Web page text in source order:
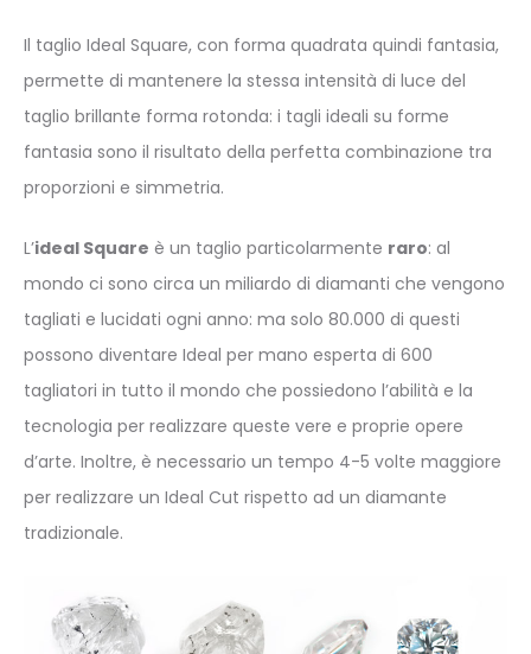
Il taglio Ideal Square, con forma quadrata quindi fantasia,
permette di mantenere la stessa intensità di luce del
taglio brillante forma rotonda: i tagli ideali su forme
fantasia sono il risultato della perfetta combinazione tra
proporzioni e simmetria.
L’ideal Square è un taglio particolarmente raro: al
mondo ci sono circa un miliardo di diamanti che vengono
tagliati e lucidati ogni anno: ma solo 80.000 di questi
possono diventare Ideal per mano esperta di 600
tagliatori in tutto il mondo che possiedono l’abilità e la
tecnologia per realizzare queste vere e proprie opere
d’arte. Inoltre, è necessario un tempo 4-5 volte maggiore
per realizzare un Ideal Cut rispetto ad un diamante
tradizionale.